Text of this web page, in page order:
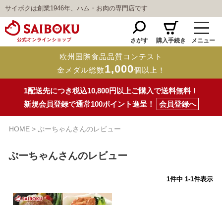
サイボクは創業1946年、ハム・お肉の専門店です
さがす 購入手続き メニュー
欧州国際食品品質コンテスト
金メダル総数1,000個以上！
1配送先につき税込10,800円以上ご購入で送料無料！
新規会員登録で通常100ポイント進呈！
会員登録へ
HOME ぷーちゃんさんのレビュー
ぷーちゃんさんのレビュー
1件中 1-1件表示